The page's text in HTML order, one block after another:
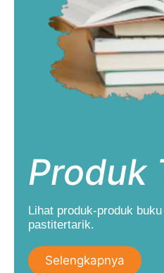
Produk
Lihat produk-produk
pastitertarik.
Selengkapnya